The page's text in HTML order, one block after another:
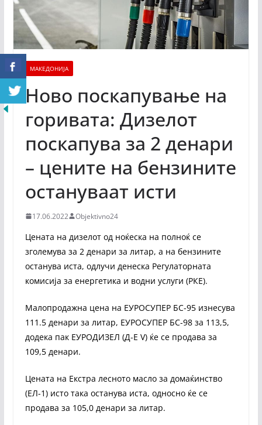
МАКЕДОНИЈА
Ново поскапување на
горивата: Дизелот
поскапува за 2 денари
– цените на бензините
остануваат исти
17.06.2022 Objektivno24
Цената на дизелот од ноќеска на полноќ се
зголемува за 2 денари за литар, а на бензините
останува иста, одлучи денеска Регулаторната
комисија за енергетика и водни услуги (РКЕ).
Малопродажна цена на ЕУРОСУПЕР БС-95 изнесува
111.5 денари за литар, ЕУРОСУПЕР БС-98 за 113,5,
додека пак ЕУРОДИЗЕЛ (Д-Е V) ќе се продава за
109,5 денари.
Цената на Екстра лесното масло за домаќинство
(ЕЛ-1) исто така останува иста, односно ќе се
продава за 105,0 денари за литар.